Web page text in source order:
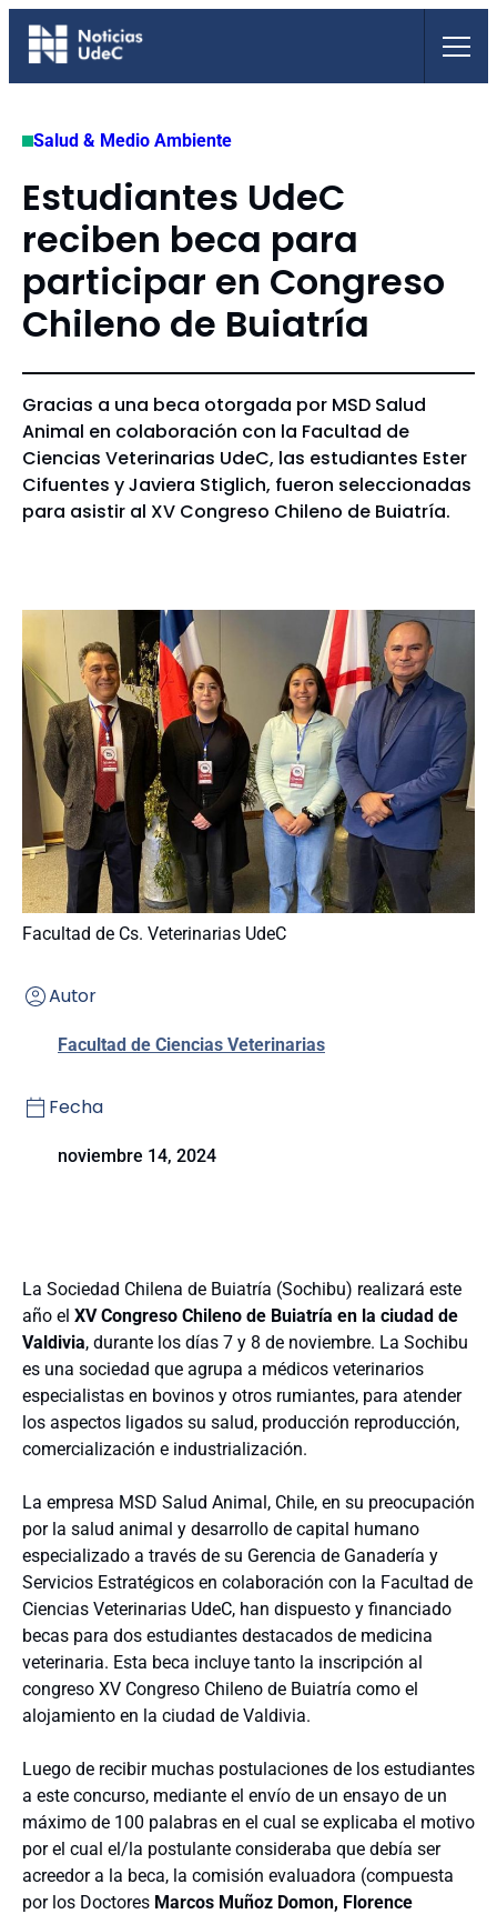
Saltar
Salud & Medio Ambiente
Estudiantes UdeC
reciben beca para
participar en Congreso
Chileno de Buiatría
Gracias a una beca otorgada por MSD Salud
Animal en colaboración con la Facultad de
Ciencias Veterinarias UdeC, las estudiantes Ester
Cifuentes y Javiera Stiglich, fueron seleccionadas
para asistir al XV Congreso Chileno de Buiatría.
Facultad de Cs. Veterinarias UdeC
Autor
Facultad de Ciencias Veterinarias
Fecha
noviembre 14, 2024
La Sociedad Chilena de Buiatría (Sochibu) realizará este
año el XV Congreso Chileno de Buiatría en la ciudad de
Valdivia, durante los días 7 y 8 de noviembre. La Sochibu
es una sociedad que agrupa a médicos veterinarios
especialistas en bovinos y otros rumiantes, para atender
los aspectos ligados su salud, producción reproducción,
comercialización e industrialización.
La empresa MSD Salud Animal, Chile, en su preocupación
por la salud animal y desarrollo de capital humano
especializado a través de su Gerencia de Ganadería y
Servicios Estratégicos en colaboración con la Facultad de
Ciencias Veterinarias UdeC, han dispuesto y financiado
becas para dos estudiantes destacados de medicina
veterinaria. Esta beca incluye tanto la inscripción al
congreso XV Congreso Chileno de Buiatría como el
alojamiento en la ciudad de Valdivia.
Luego de recibir muchas postulaciones de los estudiantes
a este concurso, mediante el envío de un ensayo de un
máximo de 100 palabras en el cual se explicaba el motivo
por el cual el/la postulante consideraba que debía ser
acreedor a la beca, la comisión evaluadora (compuesta
por los Doctores Marcos Muñoz Domon, Florence